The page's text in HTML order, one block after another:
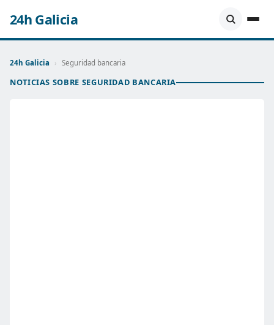
24h Galicia
24h Galicia › Seguridad bancaria
NOTICIAS SOBRE SEGURIDAD BANCARIA